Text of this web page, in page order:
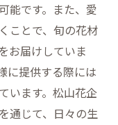
能です。また、愛
ことで、旬の花材
お届けしていま
に提供する際には
います。松山花企
通じて、日々の生